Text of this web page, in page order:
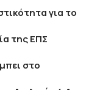
για το
της ΕΠΣ
στο